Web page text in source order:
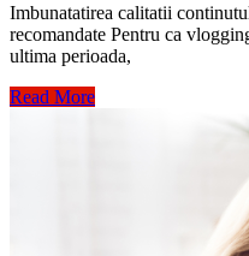
Imbunatatirea calitatii
recomandate Pentru ca
ultima perioada,
Read More